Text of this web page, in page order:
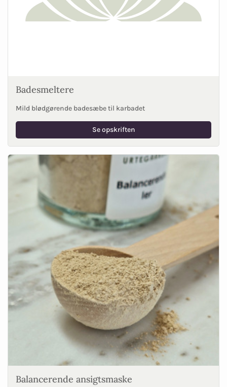
Badesmeltere
Mild blødgørende badesæbe til karbadet
Se opskriften
Balancerende ansigtsmaske